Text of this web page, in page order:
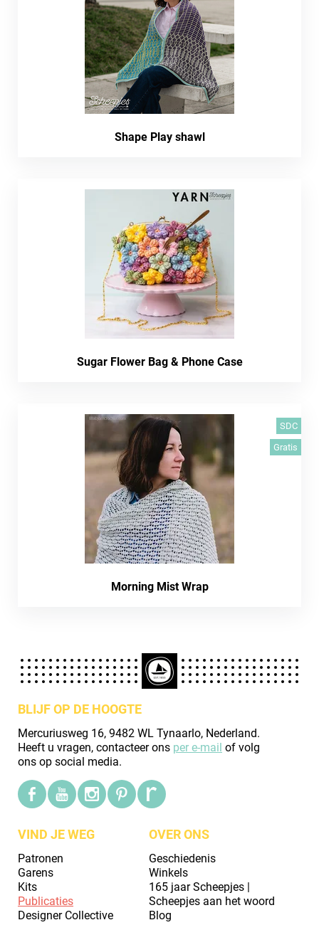
Shape Play shawl
Sugar Flower Bag & Phone Case
SDC
Gratis
Morning Mist Wrap
BLIJF OP DE HOOGTE
Mercuriusweg 16, 9482 WL Tynaarlo, Nederland.
Heeft u vragen, contacteer ons per e-mail of volg
ons op social media.
VIND JE WEG
Patronen
Garens
Kits
Publicaties
Designer Collective
OVER ONS
Geschiedenis
Winkels
165 jaar Scheepjes |
Scheepjes aan het woord
Blog